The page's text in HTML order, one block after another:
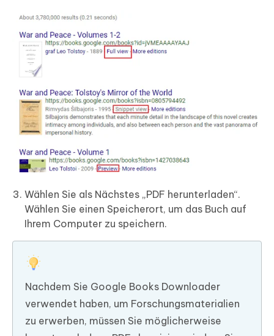
Wählen Sie als Nächstes „PDF herunterladen“.
Wählen Sie einen Speicherort, um das Buch auf
Ihrem Computer zu speichern.
Nachdem Sie Google Books Downloader
verwendet haben, um Forschungsmaterialien
zu erwerben, müssen Sie möglicherweise